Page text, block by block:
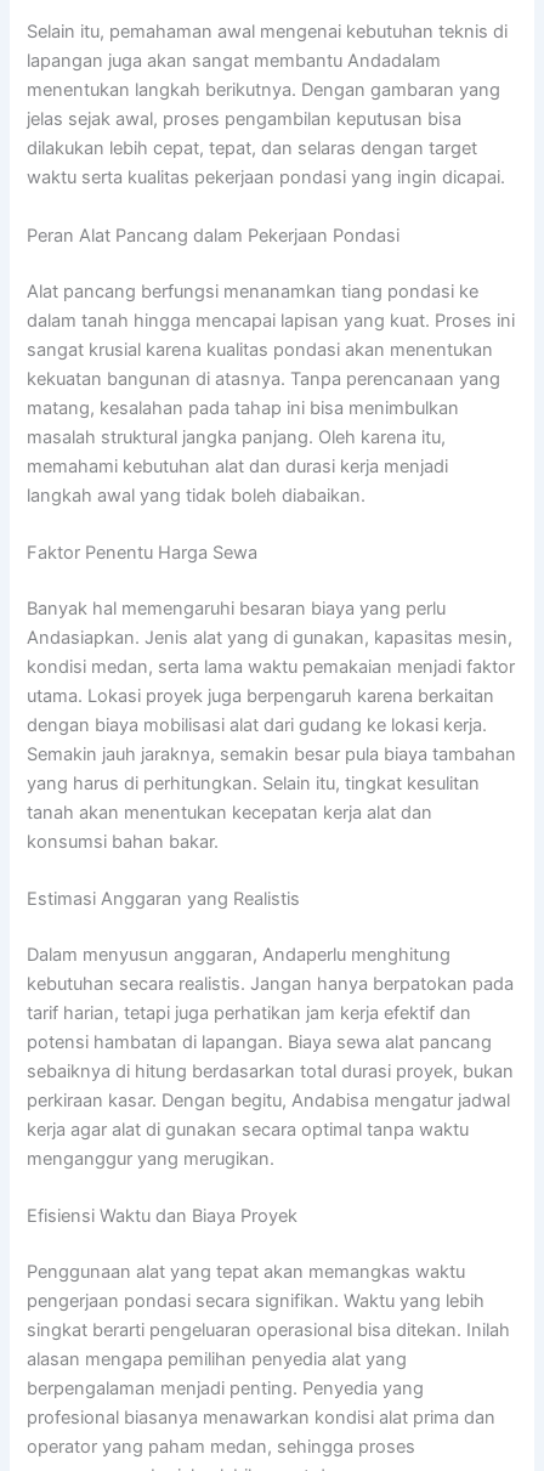
Selain itu, pemahaman awal mengenai kebutuhan teknis di
lapangan juga akan sangat membantu Andadalam
menentukan langkah berikutnya. Dengan gambaran yang
jelas sejak awal, proses pengambilan keputusan bisa
dilakukan lebih cepat, tepat, dan selaras dengan target
waktu serta kualitas pekerjaan pondasi yang ingin dicapai.
Peran Alat Pancang dalam Pekerjaan Pondasi
Alat pancang berfungsi menanamkan tiang pondasi ke
dalam tanah hingga mencapai lapisan yang kuat. Proses ini
sangat krusial karena kualitas pondasi akan menentukan
kekuatan bangunan di atasnya. Tanpa perencanaan yang
matang, kesalahan pada tahap ini bisa menimbulkan
masalah struktural jangka panjang. Oleh karena itu,
memahami kebutuhan alat dan durasi kerja menjadi
langkah awal yang tidak boleh diabaikan.
Faktor Penentu Harga Sewa
Banyak hal memengaruhi besaran biaya yang perlu
Andasiapkan. Jenis alat yang di gunakan, kapasitas mesin,
kondisi medan, serta lama waktu pemakaian menjadi faktor
utama. Lokasi proyek juga berpengaruh karena berkaitan
dengan biaya mobilisasi alat dari gudang ke lokasi kerja.
Semakin jauh jaraknya, semakin besar pula biaya tambahan
yang harus di perhitungkan. Selain itu, tingkat kesulitan
tanah akan menentukan kecepatan kerja alat dan
konsumsi bahan bakar.
Estimasi Anggaran yang Realistis
Dalam menyusun anggaran, Andaperlu menghitung
kebutuhan secara realistis. Jangan hanya berpatokan pada
tarif harian, tetapi juga perhatikan jam kerja efektif dan
potensi hambatan di lapangan. Biaya sewa alat pancang
sebaiknya di hitung berdasarkan total durasi proyek, bukan
perkiraan kasar. Dengan begitu, Andabisa mengatur jadwal
kerja agar alat di gunakan secara optimal tanpa waktu
menganggur yang merugikan.
Efisiensi Waktu dan Biaya Proyek
Penggunaan alat yang tepat akan memangkas waktu
pengerjaan pondasi secara signifikan. Waktu yang lebih
singkat berarti pengeluaran operasional bisa ditekan. Inilah
alasan mengapa pemilihan penyedia alat yang
berpengalaman menjadi penting. Penyedia yang
profesional biasanya menawarkan kondisi alat prima dan
operator yang paham medan, sehingga proses